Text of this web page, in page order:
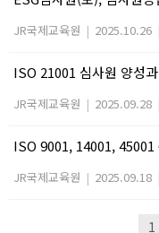
JR국제교육원 | 2025.10.26
ISO 21001 심사원 양성
JR국제교육원 | 2025.09.28
ISO 9001, 14001,
JR국제교육원 | 2025.09.18
1